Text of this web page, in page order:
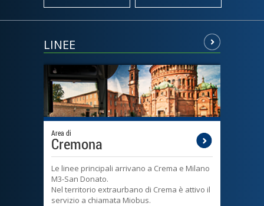
LINEE
Area di
Cremona
Le linee principali arrivano a Crema e Milano
M3-San Donato.
Nel territorio extraurbano di Crema è attivo il
servizio a chiamata Miobus.
Next